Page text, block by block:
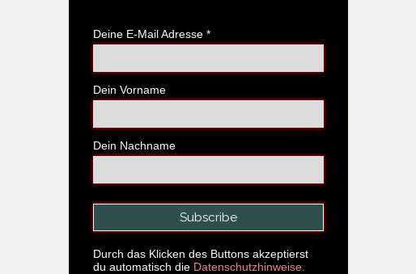
Deine E-Mail Adresse *
Dein Vorname
Dein Nachname
Durch das Klicken des Buttons akzeptierst
du automatisch die Datenschutzhinweise.